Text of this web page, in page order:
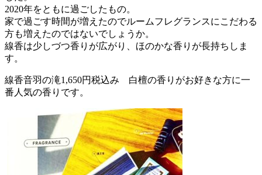
2020年をともに過ごしたもの。
家で過ごす時間が増えたのでルームフレグランスにこだわる
方も増えたのではないでしょうか。
線香は少しづつ香りが広がり、ほのかな香りが長持ちしま
す。
線香音羽の滝1,650円税込み 白檀の香りがお好きな方に一
番人気の香りです。